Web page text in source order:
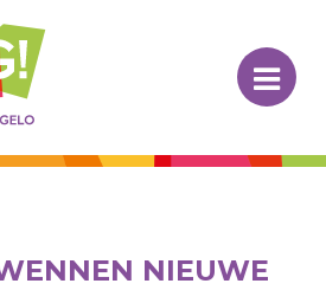
NIEUWE